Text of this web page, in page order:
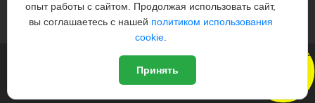
Использование текстовых или графических материалов с сайта
запрещено без согласования с администрацией USPORTS
Политика конфиденциальности
опыт работы с сайтом. Продолжая использовать сайт,
вы соглашаетесь с нашей политиком использования
cookie.
Принять
Новый
Дизайн